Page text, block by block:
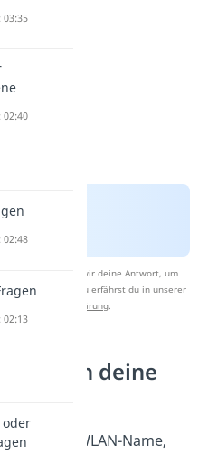
speichern wir deine Antwort, um
Mehr dazu erfährst du in unserer
Datenschutzerklärung.
an deine
reicht ein WLAN-Name,
02:48
02:13